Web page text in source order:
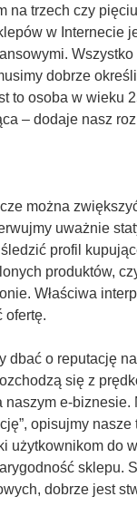
na trzech czy
w Internecie
dobrze
to osoba w wieku
– dodaje nasz
można
uważnie
profil
produktów,
Właściwa
ofertę.
dbać o reputację
się z
naszym e-
opisujmy
użytkownikom do
sklepu.
dobrze jest